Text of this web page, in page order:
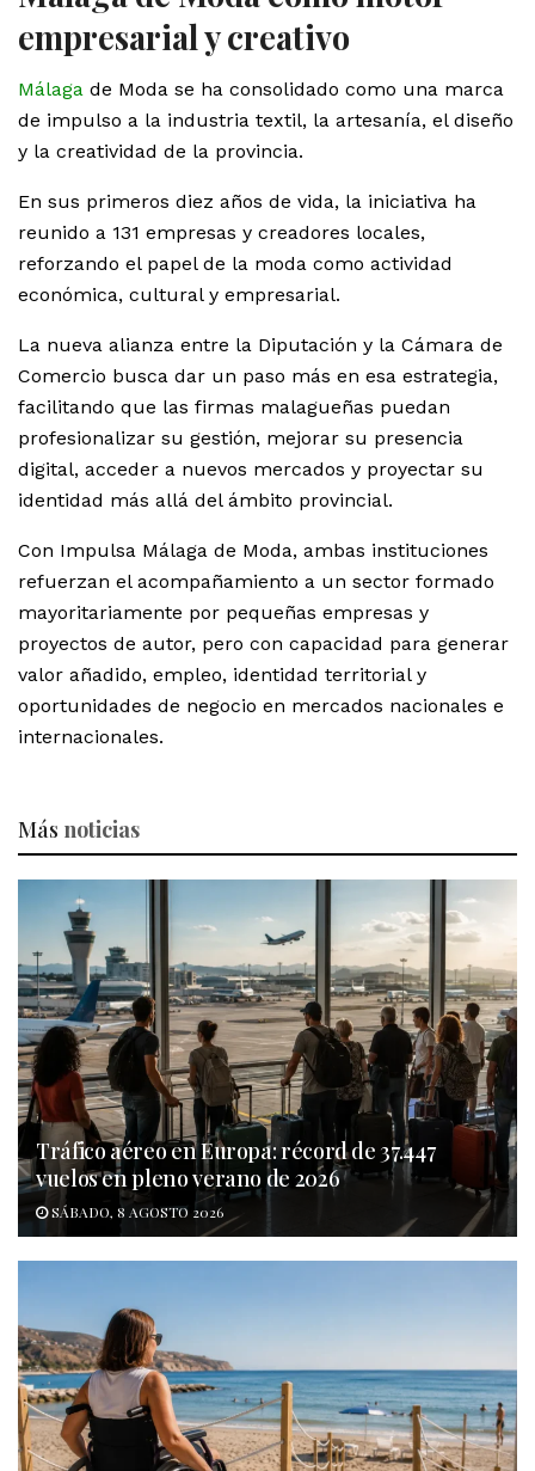
empresarial y creativo
Málaga de Moda se ha consolidado como una marca
de impulso a la industria textil, la artesanía, el diseño
y la creatividad de la provincia.
En sus primeros diez años de vida, la iniciativa ha
reunido a 131 empresas y creadores locales,
reforzando el papel de la moda como actividad
económica, cultural y empresarial.
La nueva alianza entre la Diputación y la Cámara de
Comercio busca dar un paso más en esa estrategia,
facilitando que las firmas malagueñas puedan
profesionalizar su gestión, mejorar su presencia
digital, acceder a nuevos mercados y proyectar su
identidad más allá del ámbito provincial.
Con Impulsa Málaga de Moda, ambas instituciones
refuerzan el acompañamiento a un sector formado
mayoritariamente por pequeñas empresas y
proyectos de autor, pero con capacidad para generar
valor añadido, empleo, identidad territorial y
oportunidades de negocio en mercados nacionales e
internacionales.
Más noticias
Tráfico aéreo en Europa: récord de 37.447
vuelos en pleno verano de 2026
SÁBADO, 8 AGOSTO 2026